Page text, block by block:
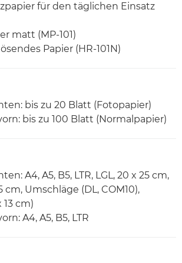
für den täglichen Einsatz
matt (MP-101)
Papier (HR-101N)
bis zu 20 Blatt (Fotopapier)
bis zu 100 Blatt (Normalpapier)
A4, A5, B5, LTR, LGL, 20 x 25 cm,
cm, Umschläge (DL, COM10),
13 cm)
A4, A5, B5, LTR